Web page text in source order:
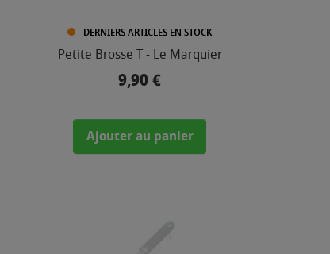
DERNIERS ARTICLES EN STOCK
Petite Brosse T - Le Marquier
Prix
9,90 €
Ajouter au panier